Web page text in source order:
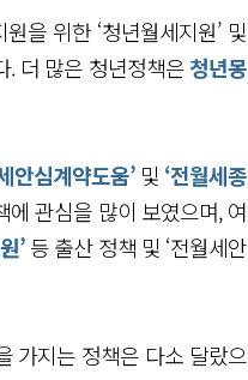
을 위한 ‘청년월세지원’ 및
. 더 많은 청년정책은청년몽
안심계약도움’및 ‘전월세종
관심을 많이 보였으며, 여
’등 출산 정책 및 ‘전월세안
가지는 정책은 다소 달랐으